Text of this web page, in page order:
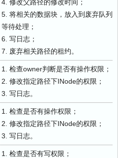
4. 修改父路径的修改时间；
5. 将相关的数据块，放入到废弃队列
等待处理；
6. 写日志；
7. 废弃相关路径的租约。
1. 检查owner判断是否有操作权限；
2. 修改指定路径下INode的权限；
3. 写日志。
1. 检查是否有操作权限；
2. 修改指定路径下INode的权限；
3. 写日志。
1. 检查是否有写权限；